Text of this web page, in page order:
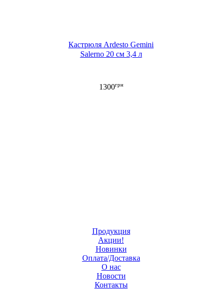
Кастрюля Ardesto Gemini
Salerno 20 см 3,4 л
1300грн
Продукция
Акции!
Новинки
Оплата/Доставка
О нас
Новости
Контакты